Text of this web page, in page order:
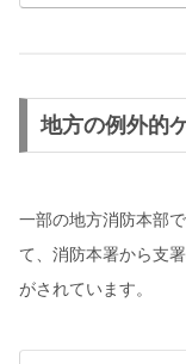
地方の例外的
一部の地方消防本部で
て、消防本署から支
がされています。